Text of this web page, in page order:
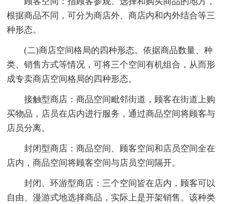
根据商品不同，可分为商店外、商店内和内外结合等三
种形态。
(二)商店空间格局的四种形态。依据商品数量、种
类、销售方式等情况，可将三个空间有机组合，从而形
成专卖商店空间格局的四种形态。
接触型商店：商品空间毗邻街道，顾客在街道上购
买物品，店员在店内进行服务，通过商品空间将顾客与
店员分离。
封闭型商店：商品空间、顾客空间和店员空间全在
店内，商品空间将顾客空间与店员空间隔开。
封闭、环游型商店：三个空间皆在店内，顾客可以
自由、漫游式地选择商品，实际上是开架销售。该种类